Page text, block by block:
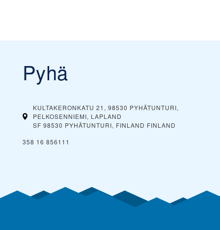
Pyhä
KULTAKERONKATU 21, 98530 PYHÄTUNTURI,
PELKOSENNIEMI, LAPLAND
SF 98530 PYHÄTUNTURI, FINLAND FINLAND
358 16 856111